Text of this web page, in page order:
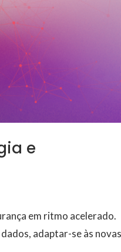
e
em ritmo acelerado.
adaptar-se às